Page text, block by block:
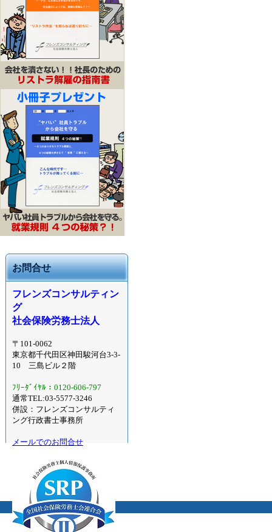
お問合せ
フレンズコンサルティン
グ
社会保険労務士法人
〒101-0062
東京都千代田区神田駿河台3-3-
10 三島ビル２階
ﾌﾘｰﾀﾞｲﾔﾙ：0120-606-797
通常TEL:03-5577-3246
併設：フレンズコンサルティ
ング行政書士事務所
メールでのお問合せ